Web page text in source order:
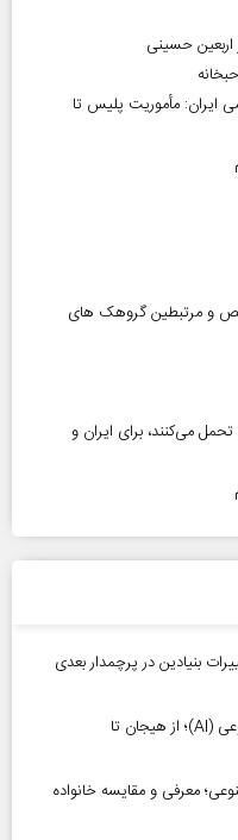
ایران­: مأموریت پلیس تا
مسلح شاخص و مرتبطین گروهک های
می‌کنند، برای ایران و
تغییرات بنیادین در پرچمدار بعدی
رشد خیره‌کننده بازار توکن‌های هوش مصنوعی (AI)؛ از هیجان تا
معرفی و مقایسه خانواده